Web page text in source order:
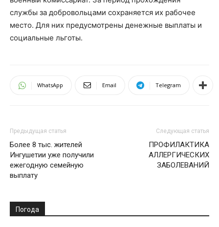
службы за добровольцами сохраняется их рабочее
место. Для них предусмотрены денежные выплаты и
социальные льготы.
WhatsApp Email Telegram
Предыдущая статья
Более 8 тыс. жителей
Ингушетии уже получили
ежегодную семейную
выплату
Следующая статья
ПРОФИЛАКТИКА
АЛЛЕРГИЧЕСКИХ
ЗАБОЛЕВАНИЙ
Погода